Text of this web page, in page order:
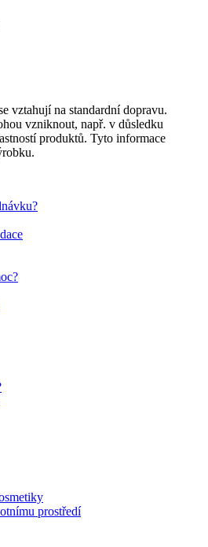
vztahují na standardní dopravu.
vzniknout, např. v důsledku
produktů. Tyto informace
prostředí